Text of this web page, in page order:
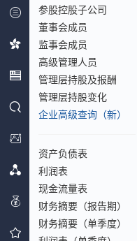
参股控股子公司
董事会成员
监事会成员
高级管理人员
管理层持股及报酬
管理层持股变化
企业高级查询（新）
资产负债表
利润表
现金流量表
财务摘要（报告期）
财务摘要（单季度）